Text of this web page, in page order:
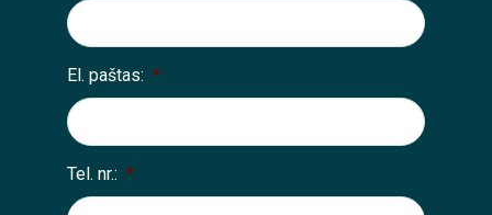
El. paštas: *
Tel. nr.: *